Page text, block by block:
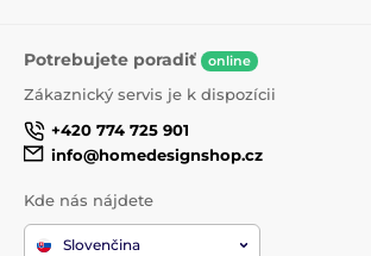
Potrebujete poradiť online
Zákaznický servis je k dispozícii
+420 774 725 901
info@homedesignshop.cz
Kde nás nájdete
Slovenčina